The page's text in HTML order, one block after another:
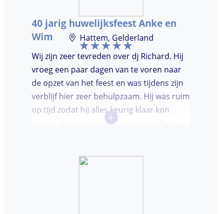
moest worden. Er was de mogelijkheid om
verzoeknummers aan te vragen.
40 jarig huwelijksfeest Anke en
Wim
Hattem, Gelderland
Wij zijn zeer tevreden over dj Richard. Hij
vroeg een paar dagen van te voren naar
de opzet van het feest en was tijdens zijn
verblijf hier zeer behulpzaam. Hij was ruim
op tijd zodat hij alles keurig klaar kon
zetten. Hij voelde de sfeer van het feest
doorpraatte. Het was heel leuk dat er
+